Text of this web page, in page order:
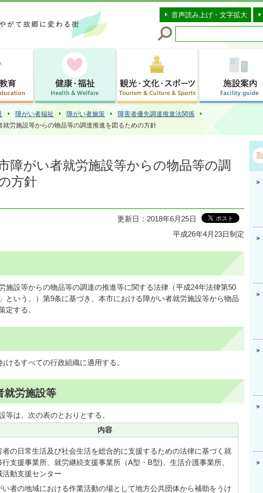
このページの本文へ移動
音声読み上げ・文字拡大
障がい者福祉 障がい者施策
障害者優先調達推進法関係
就労施設等からの物品等の調達推進を図るための方針
障がい者就労施設等からの物品等の調
方針
更新日：2018年6月25日
平成26年4月23日制定
設等からの物品等の調達の推進等に関する法律（平成24年法律第50
という。）第9条に基づき、本市における障がい者就労施設等から物品
定する。
るすべての行政組織に適用する。
労施設等
等は、次の表のとおりとする。
内容
者の日常生活及び社会生活を総合的に支援するための法律に基づく就
行支援事業所、就労継続支援事業所（A型・B型)、生活介護事業所、
活動支援センター
い者の地域における作業活動の場として地方公共団体から補助をうけ